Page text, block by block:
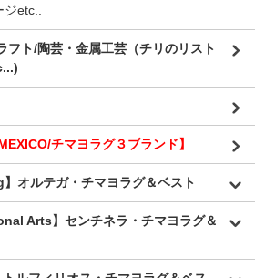
ジetc..
フト/陶芸・金属工芸（チリのリスト
チマヨラグ３ブランド】
オルテガ・チマヨラグ＆ベスト
Arts】センチネラ・チマヨラグ＆